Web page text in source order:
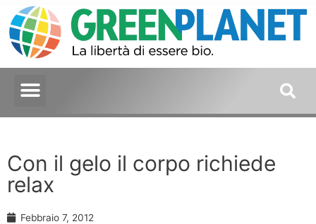
Con il gelo il corpo richiede
relax
Febbraio 7, 2012